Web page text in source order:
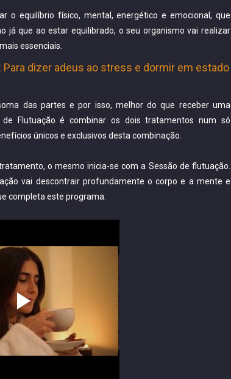
o equilíbrio físico, mental, energético e emocional, que
já que ao estar equilibrado, o seu organismo vai realizar
essenciais.
dizer adeus ao stress e dormir em estado
das partes e por isso, melhor do que receber uma
Flutuação é combinar os dois tratamentos num só
únicos e exclusivos desta combinação.
o mesmo inicia-se com a Sessão de flutuação.
vai descontrair profundamente o corpo e a mente e
completa este programa.